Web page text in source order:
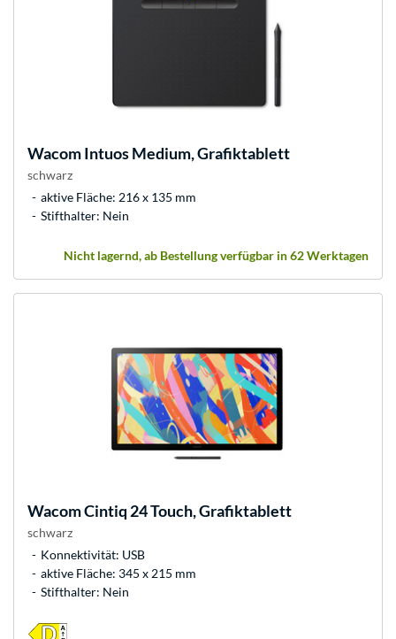
WacomIntuos Medium, Grafiktablett
schwarz
aktive Fläche: 216 x 135 mm
Stifthalter: Nein
Nicht lagernd, ab Bestellung verfügbar in 62 Werktagen
WacomCintiq 24 Touch, Grafiktablett
schwarz
Konnektivität: USB
aktive Fläche: 345 x 215 mm
Stifthalter: Nein